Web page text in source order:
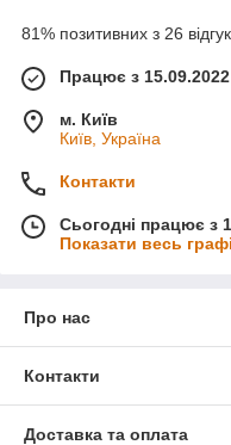
81% позитивних з 26
Працює з 15.09.2022
м. Київ
Київ, Україна
Контакти
Сьогодні працює з
Показати весь
Про нас
Контакти
Доставка та оплата